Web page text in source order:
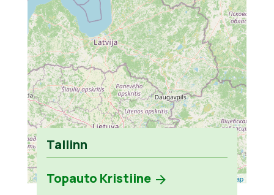
Leaflet OpenStreetMap
Tallinn
Topauto Kristiine